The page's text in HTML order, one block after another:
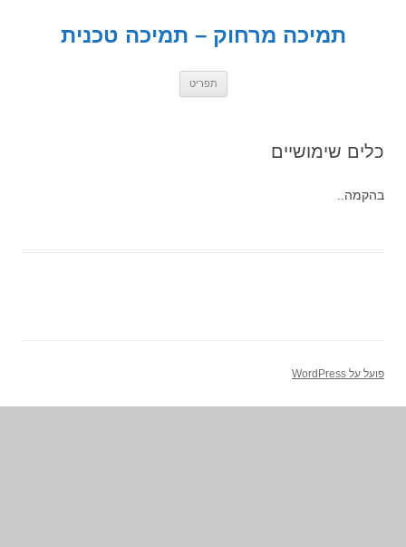
תמיכה מרחוק – תמיכה טכנית
תפריט
כלים שימושיים
בהקמה..
פועל על WordPress